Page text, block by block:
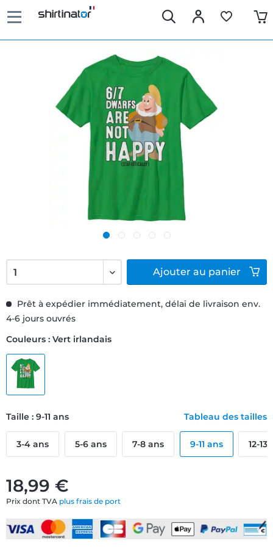
18,99 €
Prix dont TVA plus frais de port
Prêt à expédier immédiatement, délai de livraison env.
4-6 jours ouvrés
Couleurs : Vert irlandais
Taille : 9-11 ans Tableau des tailles
3-4 ans 5-6 ans 7-8 ans 9-11 ans 12-13
Ajouter au panier